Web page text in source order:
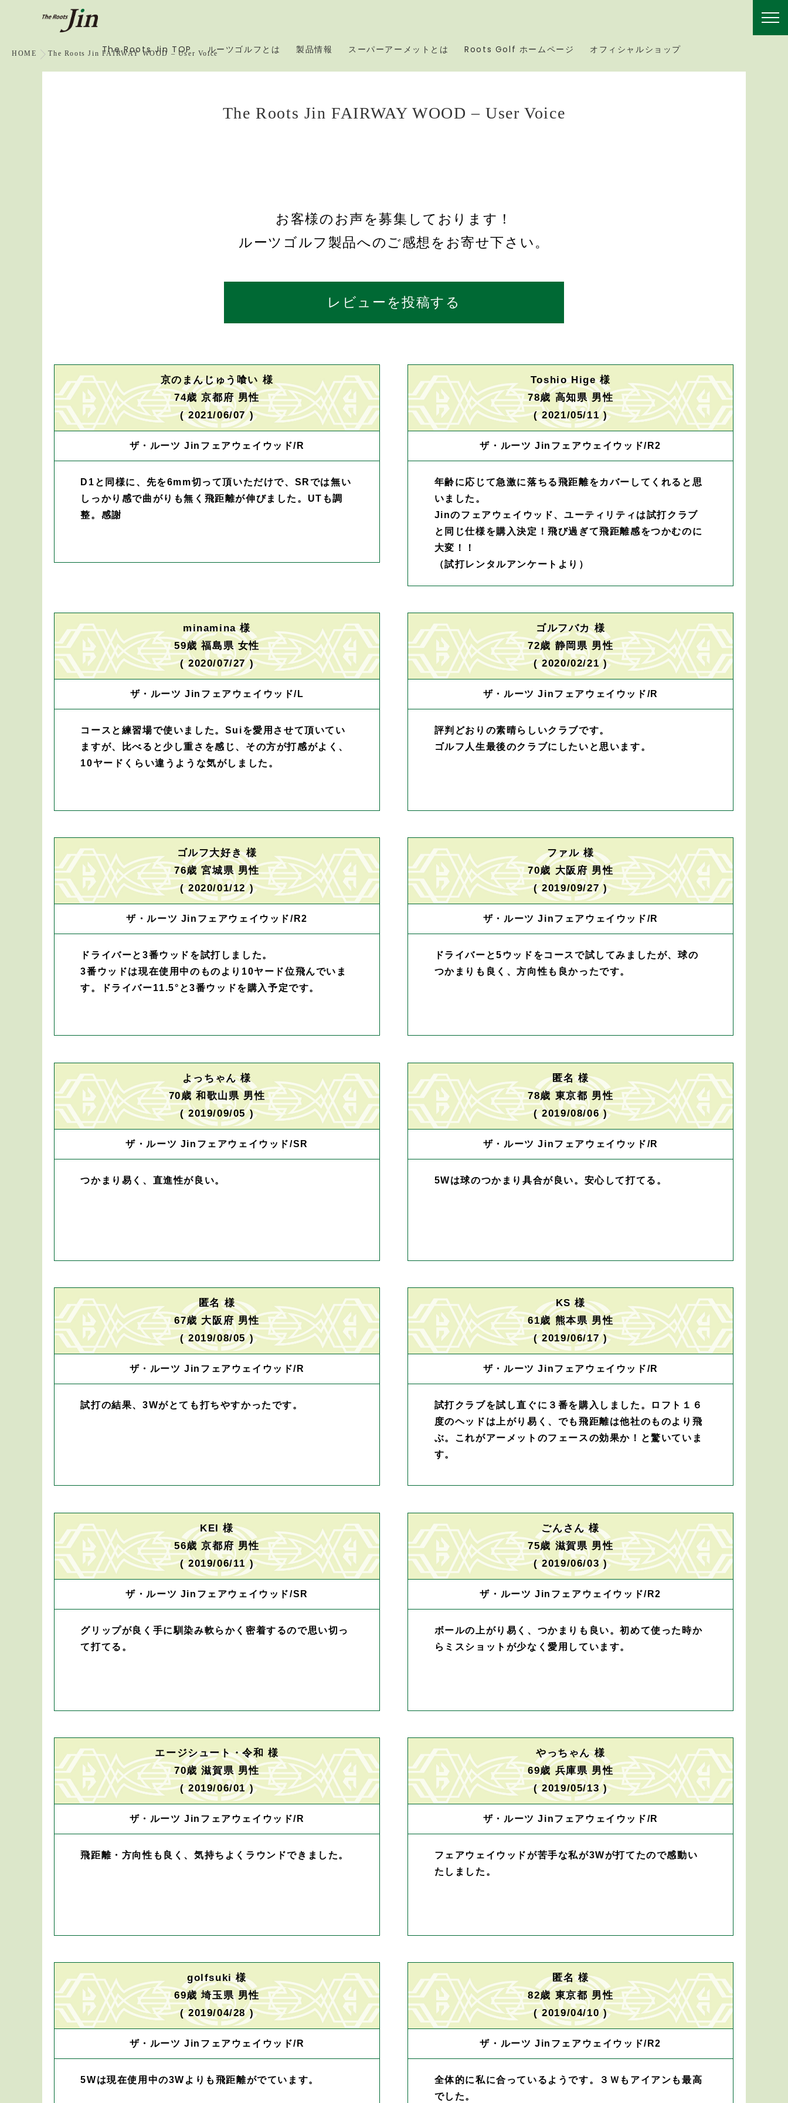
The Roots Jin TOP ルーツゴルフとは 製品情報 スーパーアーメットとは Roots Golf ホームページ オフィシャルショップ
HOME The Roots Jin FAIRWAY WOOD – User Voice
The Roots Jin FAIRWAY WOOD – User Voice
お客様のお声を募集しております！
ルーツゴルフ製品へのご感想をお寄せ下さい。
レビューを投稿する
京のまんじゅう喰い 様
74歳 京都府 男性
( 2021/06/07 )
ザ・ルーツ Jinフェアウェイウッド/R
D1と同様に、先を6mm切って頂いただけで、SRでは無い
しっかり感で曲がりも無く飛距離が伸びました。UTも調
整。感謝
Toshio Hige 様
78歳 高知県 男性
( 2021/05/11 )
ザ・ルーツ Jinフェアウェイウッド/R2
年齢に応じて急激に落ちる飛距離をカバーしてくれると思
いました。
Jinのフェアウェイウッド、ユーティリティは試打クラブ
と同じ仕様を購入決定！飛び過ぎて飛距離感をつかむのに
大変！！
（試打レンタルアンケートより）
minamina 様
59歳 福島県 女性
( 2020/07/27 )
ザ・ルーツ Jinフェアウェイウッド/L
コースと練習場で使いました。Suiを愛用させて頂いてい
ますが、比べると少し重さを感じ、その方が打感がよく、
10ヤードくらい違うような気がしました。
ゴルフバカ 様
72歳 静岡県 男性
( 2020/02/21 )
ザ・ルーツ Jinフェアウェイウッド/R
評判どおりの素晴らしいクラブです。
ゴルフ人生最後のクラブにしたいと思います。
ゴルフ大好き 様
76歳 宮城県 男性
( 2020/01/12 )
ザ・ルーツ Jinフェアウェイウッド/R2
ドライバーと3番ウッドを試打しました。
3番ウッドは現在使用中のものより10ヤード位飛んでいま
す。ドライバー11.5°と3番ウッドを購入予定です。
ファル 様
70歳 大阪府 男性
( 2019/09/27 )
ザ・ルーツ Jinフェアウェイウッド/R
ドライバーと5ウッドをコースで試してみましたが、球の
つかまりも良く、方向性も良かったです。
よっちゃん 様
70歳 和歌山県 男性
( 2019/09/05 )
ザ・ルーツ Jinフェアウェイウッド/SR
つかまり易く、直進性が良い。
匿名 様
78歳 東京都 男性
( 2019/08/06 )
ザ・ルーツ Jinフェアウェイウッド/R
5Wは球のつかまり具合が良い。安心して打てる。
匿名 様
67歳 大阪府 男性
( 2019/08/05 )
ザ・ルーツ Jinフェアウェイウッド/R
試打の結果、3Wがとても打ちやすかったです。
KS 様
61歳 熊本県 男性
( 2019/06/17 )
ザ・ルーツ Jinフェアウェイウッド/R
試打クラブを試し直ぐに３番を購入しました。ロフト１６
度のヘッドは上がり易く、でも飛距離は他社のものより飛
ぶ。これがアーメットのフェースの効果か！と驚いていま
す。
KEI 様
56歳 京都府 男性
( 2019/06/11 )
ザ・ルーツ Jinフェアウェイウッド/SR
グリップが良く手に馴染み軟らかく密着するので思い切っ
て打てる。
ごんさん 様
75歳 滋賀県 男性
( 2019/06/03 )
ザ・ルーツ Jinフェアウェイウッド/R2
ボールの上がり易く、つかまりも良い。初めて使った時か
らミスショットが少なく愛用しています。
エージシュート・令和 様
70歳 滋賀県 男性
( 2019/06/01 )
ザ・ルーツ Jinフェアウェイウッド/R
飛距離・方向性も良く、気持ちよくラウンドできました。
やっちゃん 様
69歳 兵庫県 男性
( 2019/05/13 )
ザ・ルーツ Jinフェアウェイウッド/R
フェアウェイウッドが苦手な私が3Wが打てたので感動い
たしました。
golfsuki 様
69歳 埼玉県 男性
( 2019/04/28 )
ザ・ルーツ Jinフェアウェイウッド/R
5Wは現在使用中の3Wよりも飛距離がでています。
匿名 様
82歳 東京都 男性
( 2019/04/10 )
ザ・ルーツ Jinフェアウェイウッド/R2
全体的に私に合っているようです。３Ｗもアイアンも最高
でした。